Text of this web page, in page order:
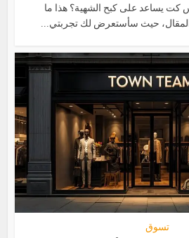
يساعد على كبح الشهية؟ هذا ما
حيث سأستعرض لك تجربتي...
تسوق